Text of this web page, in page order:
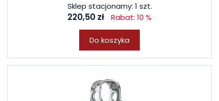
Sklep stacjonarny: 1 szt.
220,50 zł Rabat: 10 %
Do koszyka